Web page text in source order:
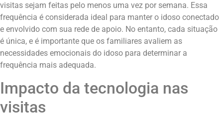
visitas sejam feitas pelo menos uma vez por semana. Essa
frequência é considerada ideal para manter o idoso conectado
e envolvido com sua rede de apoio. No entanto, cada situação
é única, e é importante que os familiares avaliem as
necessidades emocionais do idoso para determinar a
frequência mais adequada.
Impacto da tecnologia nas
visitas